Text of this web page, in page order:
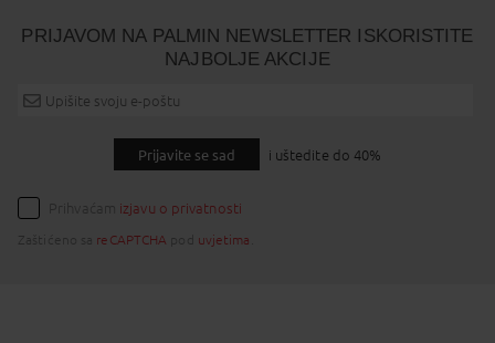
PRIJAVOM NA PALMIN NEWSLETTER ISKORISTITE
NAJBOLJE AKCIJE
Prijavite se sad i uštedite do 40%
Prihvaćam izjavu o privatnosti
Zaštićeno sa reCAPTCHA uvjetima